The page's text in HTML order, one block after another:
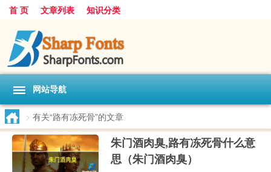
首 页 文章列表 知识分类
网站导航
> 有关“路有冻死骨”的文章
朱门酒肉臭,路有冻死骨什么意
思（朱门酒肉臭）